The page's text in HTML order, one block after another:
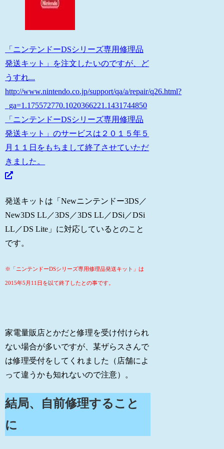
「ニンテンドーDSシリーズ専用修理品
発送キット」を注文したいのですが、ど
うすれ...
http://www.nintendo.co.jp/support/qa/a/repair/q26.html?
_ga=1.175572770.1020366221.1431744850
「ニンテンドーDSシリーズ専用修理品
発送キット」のサービスは２０１５年５
月１１日をもちまして終了させていただ
きました。
発送キットは「Newニンテンドー3DS／
New3DS LL／3DS／3DS LL／DSi／DSi
LL／DS Lite」に対応しているとのこと
です。
※「ニンテンドーDSシリーズ専用修理品発送キット」は
2015年5月11日を以て終了したとの事です。
家電量販店とかだと修理を受け付けられ
ない場合が多いですが、某ザらスさんで
は修理受付をしてくれました（店舗によ
って違うかも知れないので注意）。
結局、自前修理すること
に